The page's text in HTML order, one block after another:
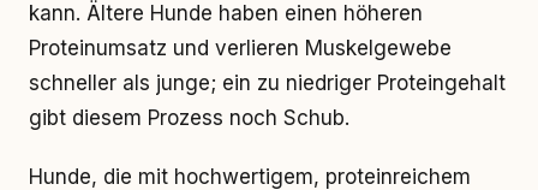
kann. Ältere Hunde haben einen höheren
Proteinumsatz und verlieren Muskelgewebe
schneller als junge; ein zu niedriger Proteingehalt
gibt diesem Prozess noch Schub.
Hunde, die mit hochwertigem, proteinreichem